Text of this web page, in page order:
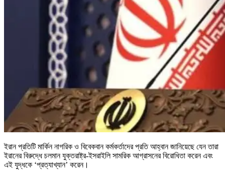
ইরান প্রতিটি মার্কিন নাগরিক ও বিবেকবান কর্মকর্তাদের প্রতি আহ্বান জানিয়েছে যেন তারা
ইরানের বিরুদ্ধে চলমান যুক্তরাষ্ট্র-ইসরাইলি সামরিক আগ্রাসনের বিরোধিতা করেন এবং
এই যুদ্ধকে ‘প্রত্যাখ্যান’ করেন।